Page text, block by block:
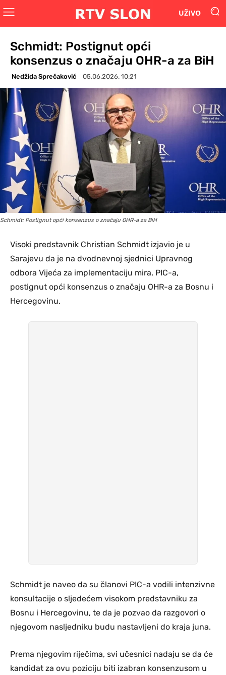
UŽIVO
Schmidt: Postignut opći
konsenzus o značaju OHR-a za BiH
Nedžida Sprečaković 05.06.2026. 10:21
Schmidt: Postignut opći konsenzus o značaju OHR-a za BiH
Visoki predstavnik Christian Schmidt izjavio je u
Sarajevu da je na dvodnevnoj sjednici Upravnog
odbora Vijeća za implementaciju mira, PIC-a,
postignut opći konsenzus o značaju OHR-a za Bosnu i
Hercegovinu.
Schmidt je naveo da su članovi PIC-a vodili intenzivne
konsultacije o sljedećem visokom predstavniku za
Bosnu i Hercegovinu, te da je pozvao da razgovori o
njegovom nasljedniku budu nastavljeni do kraja juna.
Prema njegovim riječima, svi učesnici nadaju se da će
kandidat za ovu poziciju biti izabran konsenzusom u